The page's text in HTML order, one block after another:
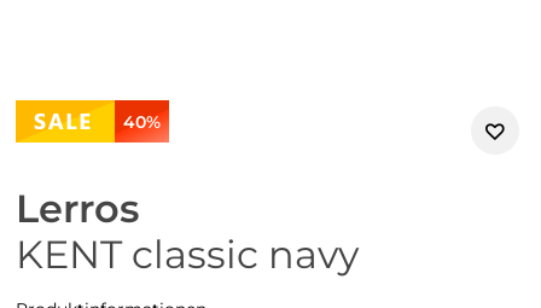
40%
Lerros
KENT classic navy